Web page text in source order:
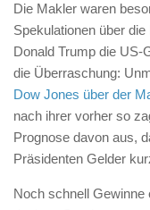
Die Makler waren
Spekulationen über
Donald Trump die US-
die Überraschung:
Dow Jones über der
nach ihrer vorher so
Prognose davon aus,
Präsidenten Gelder
Noch schnell Gewinne